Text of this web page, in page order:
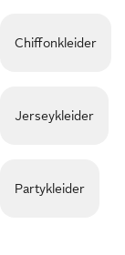
Chiffonkleider
Jerseykleider
Partykleider